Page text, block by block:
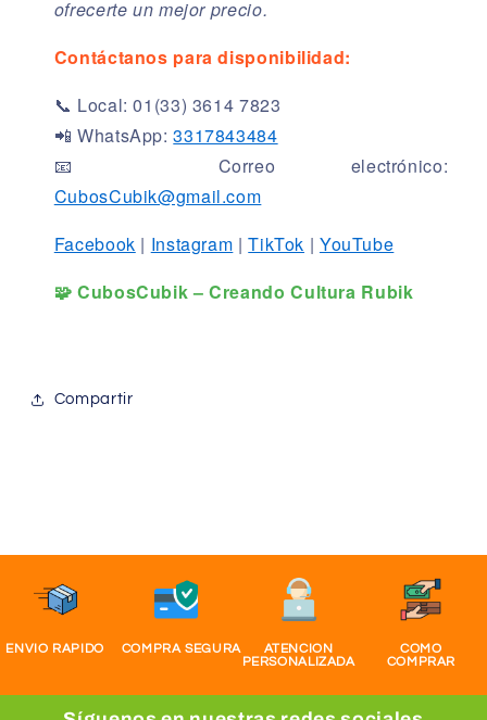
ofrecerte un mejor precio.
Contáctanos para disponibilidad:
📞 Local: 01(33) 3614 7823
📲 WhatsApp:3317843484
📧 Correo electrónico:
CubosCubik@gmail.com
Facebook | Instagram |TikTok | YouTube
🧩 CubosCubik – Creando Cultura Rubik
Compartir
ENVIO RAPIDO COMPRA SEGURA
ATENCION
PERSONALIZADA
COMO
COMPRAR